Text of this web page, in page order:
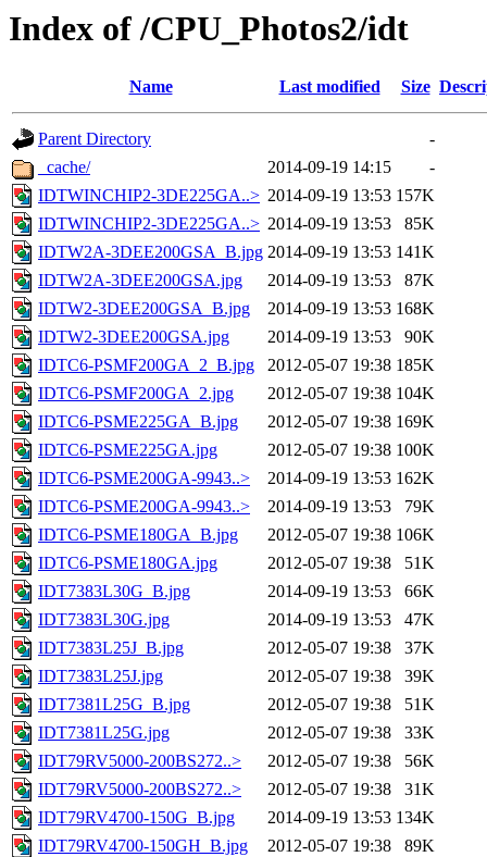
Index of /CPU_Photos2/idt
Name Last modified Size
Parent Directory
-
_cache/
2014-09-19 14:15
-
IDTWINCHIP2-3DE225GA..> 2014-09-19 13:53 157K
IDTWINCHIP2-3DE225GA..> 2014-09-19 13:53
85K
IDTW2A-3DEE200GSA_B.jpg 2014-09-19 13:53 141K
IDTW2A-3DEE200GSA.jpg
2014-09-19 13:53
87K
IDTW2-3DEE200GSA_B.jpg
2014-09-19 13:53 168K
IDTW2-3DEE200GSA.jpg
2014-09-19 13:53
90K
IDTC6-PSMF200GA_2_B.jpg
2012-05-07 19:38 185K
IDTC6-PSMF200GA_2.jpg
2012-05-07 19:38 104K
IDTC6-PSME225GA_B.jpg
2012-05-07 19:38 169K
IDTC6-PSME225GA.jpg
2012-05-07 19:38 100K
IDTC6-PSME200GA-9943..>
2014-09-19 13:53 162K
IDTC6-PSME200GA-9943..>
2014-09-19 13:53
79K
IDTC6-PSME180GA_B.jpg
2012-05-07 19:38 106K
IDTC6-PSME180GA.jpg
2012-05-07 19:38
51K
IDT7383L30G_B.jpg
2014-09-19 13:53
66K
IDT7383L30G.jpg
2014-09-19 13:53
47K
IDT7383L25J_B.jpg
2012-05-07 19:38
37K
IDT7383L25J.jpg
2012-05-07 19:38
39K
IDT7381L25G_B.jpg
2012-05-07 19:38
51K
IDT7381L25G.jpg
2012-05-07 19:38
33K
IDT79RV5000-200BS272..>
2012-05-07 19:38
56K
IDT79RV5000-200BS272..>
2012-05-07 19:38
31K
IDT79RV4700-150G_B.jpg
2014-09-19 13:53 134K
IDT79RV4700-150GH_B.jpg
2012-05-07 19:38
89K